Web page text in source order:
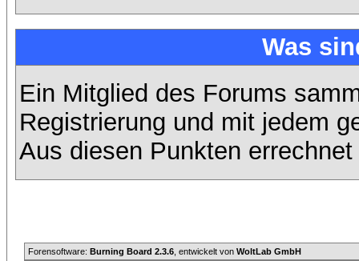
Was
Ein Mitglied des Forums
Registrierung und mit jedem
Aus diesen Punkten
Forensoftware: Burning Board 2.3.6 , entwickelt von WoltLab GmbH